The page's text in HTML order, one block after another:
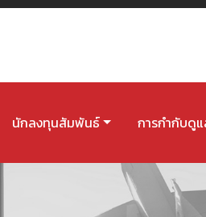
นักลงทุนสัมพันธ์ การกำกับดู